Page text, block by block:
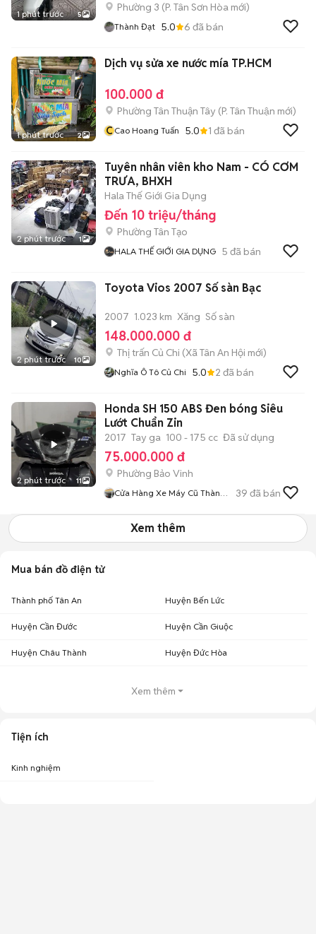
1 phút trước 5
Phường 3 (P. Tân Sơn Hòa mới)
Thành Đạt 5.0 6 đã bán
1 phút trước 2
Dịch vụ sửa xe nước mía TP.HCM
100.000 đ
Phường Tân Thuận Tây (P. Tân Thuận mới)
CCao Hoang Tuấn 5.0 1 đã bán
2 phút trước 1
Tuyên nhân viên kho Nam - CÓ CƠM
TRƯA, BHXH
Hala Thế Giới Gia Dụng
Đến 10 triệu/tháng
Phường Tân Tạo
HALA THẾ GIỚI GIA DỤNG 5 đã bán
2 phút trước 10
Toyota Vios 2007 Số sàn Bạc
2007 1.023 km Xăng Số sàn
148.000.000 đ
Thị trấn Củ Chi (Xã Tân An Hội mới)
Nghĩa Ô Tô Củ Chi 5.0 2 đã bán
2 phút trước 11
Honda SH 150 ABS Đen bóng Siêu
Lướt Chuẩn Zin
2017 Tay ga 100 - 175 cc Đã sử dụng
75.000.000 đ
Phường Bảo Vinh
Cửa Hàng Xe Máy Cũ Thành
39 đã bán
Xem thêm
Mua bán đồ điện tử
Thành phố Tân An Huyện Bến Lức
Huyện Cần Đước Huyện Cần Giuộc
Huyện Châu Thành Huyện Đức Hòa
Xem thêm
Tiện ích
Kinh nghiệm